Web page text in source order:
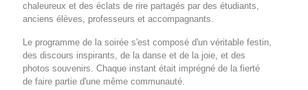
chaleureux et des éclats de rire partagés par des étudiants,
anciens élèves, professeurs et accompagnants.
Le programme de la soirée s'est composé d'un véritable festin,
des discours inspirants, de la danse et de la joie, et des
photos souvenirs. Chaque instant était imprégné de la fierté
de faire partie d'une même communauté.